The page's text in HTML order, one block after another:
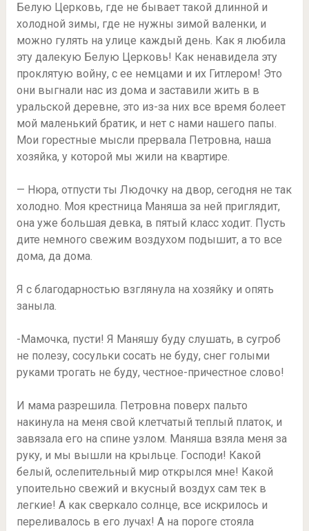
Белую Церковь, где не бывает такой длинной и
холодной зимы, где не нужны зимой валенки, и
можно гулять на улице каждый день. Как я любила
эту далекую Белую Церковь! Как ненавидела эту
проклятую войну, с ее немцами и их Гитлером! Это
они выгнали нас из дома и заставили жить в в
уральской деревне, это из-за них все время болеет
мой маленький братик, и нет с нами нашего папы.
Мои горестные мысли прервала Петровна, наша
хозяйка, у которой мы жили на квартире.
— Нюра, отпусти ты Людочку на двор, сегодня не так
холодно. Моя крестница Маняша за ней приглядит,
она уже большая девка, в пятый класс ходит. Пусть
дите немного свежим воздухом подышит, а то все
дома, да дома.
Я с благодарностью взглянула на хозяйку и опять
заныла.
-Мамочка, пусти! Я Маняшу буду слушать, в сугроб
не полезу, сосульки сосать не буду, снег голыми
руками трогать не буду, честное-причестное слово!
И мама разрешила. Петровна поверх пальто
накинула на меня свой клетчатый теплый платок, и
завязала его на спине узлом. Маняша взяла меня за
руку, и мы вышли на крыльце. Господи! Какой
белый, ослепительный мир открылся мне! Какой
упоительно свежий и вкусный воздух сам тек в
легкие! А как сверкало солнце, все искрилось и
переливалось в его лучах! А на пороге стояла